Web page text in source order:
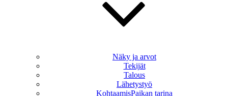
Näky ja arvot
Tekijät
Talous
Lähetystyö
KohtaamisPaikan tarina